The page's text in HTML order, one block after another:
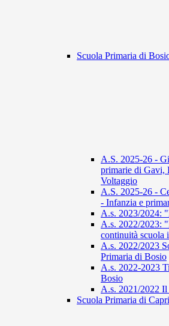
Scuola Primaria di
A.S. 2025-26 -
primarie di Gavi,
Voltaggio
A.S. 2025-26 -
- Infanzia e
A.s. 2023/2024:
A.s. 2022/2023:
continuità scuola
A.s. 2022/2023
Primaria di Bosio
A.s. 2022-2023
Bosio
A.s. 2021/2022 Il
Scuola Primaria di